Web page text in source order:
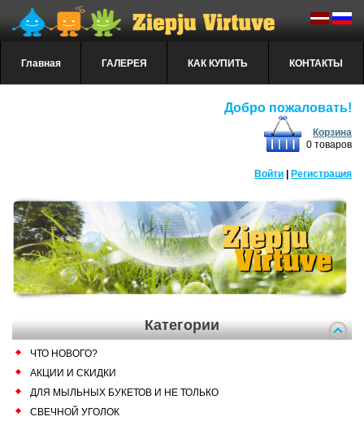
Главная ГАЛЕРЕЯ КАК КУПИТЬ КОНТАКТЫ
Добро пожаловать!
Корзина
0 товаров
Войти Регистрация
Категории
ЧТО НОВОГО?
АКЦИИ И СКИДКИ
ДЛЯ МЫЛЬНЫХ БУКЕТОВ И НЕ ТОЛЬКО
СВЕЧНОЙ УГОЛОК